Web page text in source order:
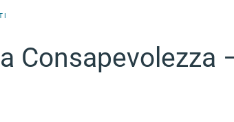
Consapevolezza